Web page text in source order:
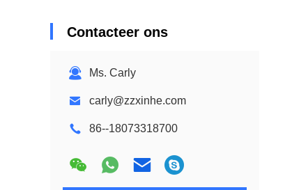
Contacteer ons
Ms. Carly
carly@zzxinhe.com
86--18073318700